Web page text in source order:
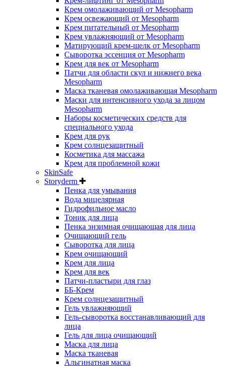
Крем омолаживающий от Mesopharm
Крем освежающий от Mesopharm
Крем питательный от Mesopharm
Крем увлажняющий от Mesopharm
Матирующий крем-шелк от Mesopharm
Сыворотка эссенция от Mesopharm
Крем для век от Mesopharm
Патчи для области скул и нижнего века
Mesopharm
Маска тканевая омолаживающая Mesopharm
Маски для интенсивного ухода за лицом
Mesopharm
Наборы косметических средств для
специального ухода
Крем для рук
Крем солнцезащитный
Косметика для массажа
Крем для проблемной кожи
SkinSafe
Storyderm
Пенка для умывания
Вода мицелярная
Гидрофильное масло
Тоник для лица
Пенка энзимная очищающая для лица
Очищающий гель
Сыворотка для лица
Крем очищающий
Крем для лица
Крем для век
Патчи-пластыри для глаз
ББ-Крем
Крем солнцезащитный
Гель увлажняющий
Гель-сыворотка восстанавливающий для
лица
Гель для лица очищающий
Маска для лица
Маска тканевая
Альгинатная маска